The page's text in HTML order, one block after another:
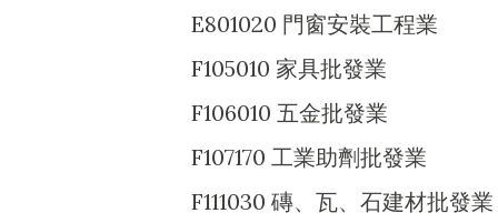
E801020 門窗安裝工程業
F105010 家具批發業
F106010 五金批發業
F107170 工業助劑批發業
F111030 磚、瓦、石建材批發業